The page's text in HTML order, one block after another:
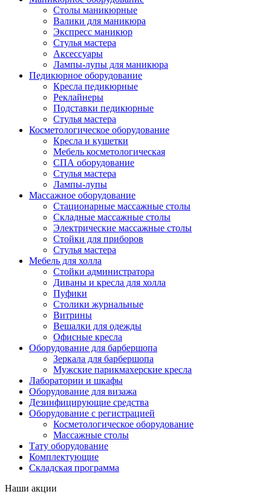
Столы маникюрные
Валики для маникюра
Экспресс маникюр
Стулья мастера
Аксессуары
Лампы-лупы для маникюра
Педикюрное оборудование
Кресла педикюрные
Реклайнеры
Подставки педикюрные
Стулья мастера
Косметологическое оборудование
Кресла и кушетки
Мебель косметологическая
СПА оборудование
Стулья мастера
Лампы-лупы
Массажное оборудование
Стационарные массажные столы
Складные массажные столы
Электрические массажные столы
Стойки для приборов
Стулья мастера
Мебель для холла
Стойки администратора
Диваны и кресла для холла
Пуфики
Столики журнальные
Витрины
Вешалки для одежды
Офисные кресла
Оборудование для барбершопа
Зеркала для барбершопа
Мужские парикмахерские кресла
Лаборатории и шкафы
Оборудование для визажа
Дезинфицирующие средства
Оборудование с регистрацией
Косметологическое оборудование
Массажные столы
Тату оборудование
Комплектующие
Складская программа
Наши акции